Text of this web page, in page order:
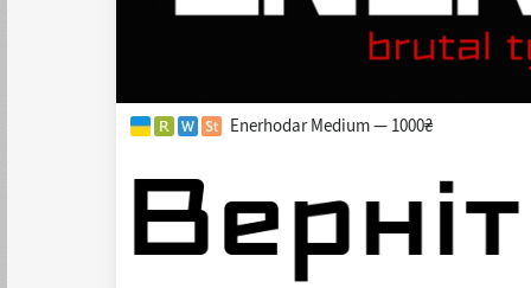
Enerhodar Medium — 1000₴